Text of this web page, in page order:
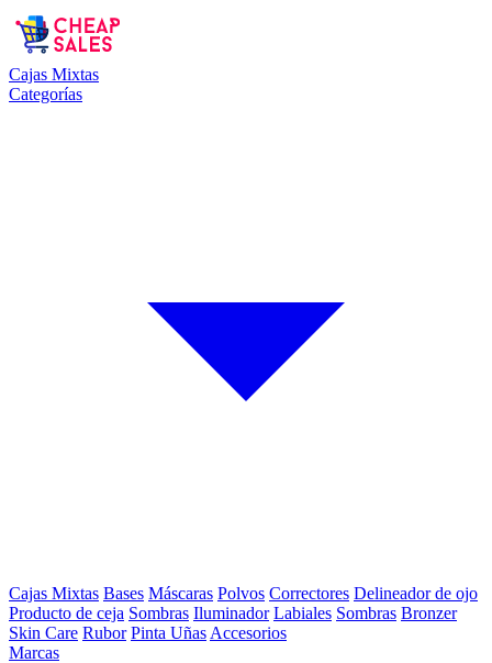
Cajas Mixtas
Categorías
Cajas Mixtas Bases Máscaras Polvos Correctores Delineador de ojo
Producto de ceja Sombras Iluminador Labiales Sombras Bronzer
Skin Care Rubor Pinta Uñas Accesorios
Marcas